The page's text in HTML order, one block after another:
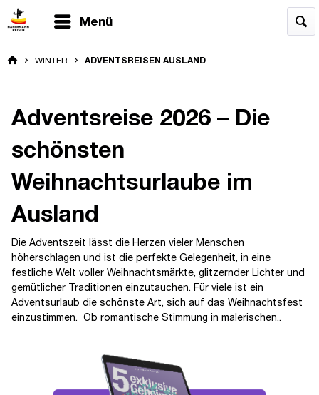
Menü
WINTER ADVENTSREISEN AUSLAND
Adventsreise 2026 – Die
schönsten
Weihnachtsurlaube im
Ausland
Die Adventszeit lässt die Herzen vieler Menschen
höherschlagen und ist die perfekte Gelegenheit, in eine
festliche Welt voller Weihnachtsmärkte, glitzernder Lichter und
gemütlicher Traditionen einzutauchen. Für viele ist ein
Adventsurlaub die schönste Art, sich auf das Weihnachtsfest
einzustimmen. Ob romantische Stimmung in malerischen..